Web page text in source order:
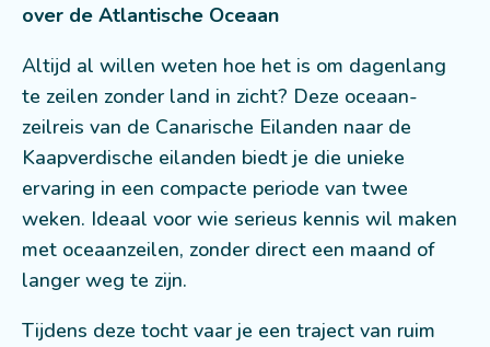
over de Atlantische Oceaan
Altijd al willen weten hoe het is om dagenlang
te zeilen zonder land in zicht? Deze oceaan-
zeilreis van de Canarische Eilanden naar de
Kaapverdische eilanden biedt je die unieke
ervaring in een compacte periode van twee
weken. Ideaal voor wie serieus kennis wil maken
met oceaanzeilen, zonder direct een maand of
langer weg te zijn.
Tijdens deze tocht vaar je een traject van ruim